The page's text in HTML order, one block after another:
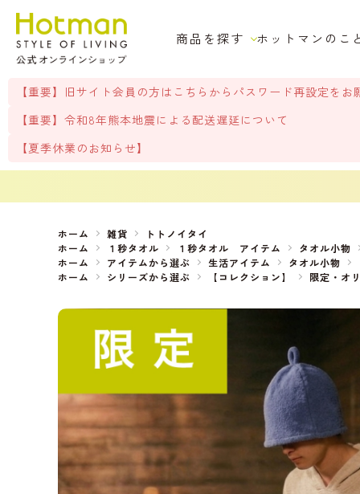
商品を探す ホットマンのこ
【重要】旧サイト会員の方はこちらからパスワード再設定をお
【重要】令和8年熊本地震による配送遅延について
【夏季休業のお知らせ】
ホーム 雑貨
トトノイタイ
ホーム
１秒タオル １秒タオル アイテム タオル小物
ホーム
アイテムから選ぶ 生活アイテム タオル小物
ホーム
シリーズから選ぶ 【コレクション】 限定・オ